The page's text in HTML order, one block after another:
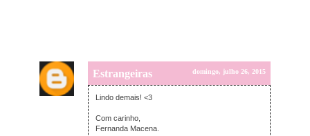
Estrangeiras domingo, julho 26, 2015
Lindo demais! <3
Com carinho,
Fernanda Macena.